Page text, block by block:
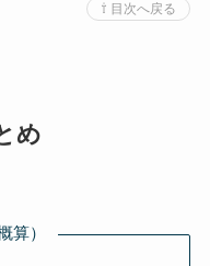
⇧ 目次へ戻る
め
算）